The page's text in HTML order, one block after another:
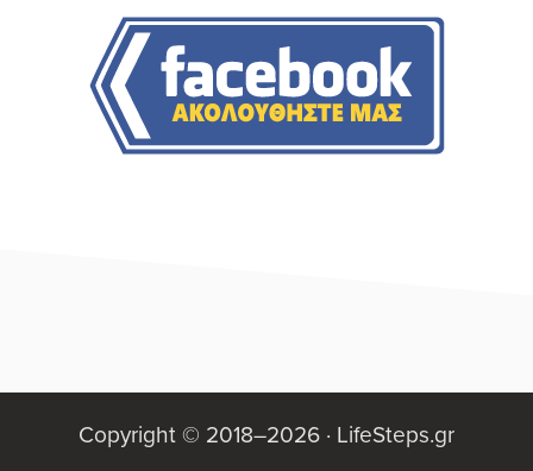
Πλευρική
Στήλη
Copyright © 2018–2026 · LifeSteps.gr